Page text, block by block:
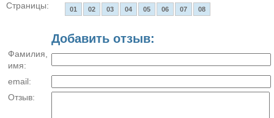
Страницы: 01 02 03 04 05 06 07 08
Добавить отзыв:
Фамилия,
имя:
email:
Отзыв: